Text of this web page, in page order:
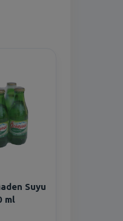
Suyu
ml